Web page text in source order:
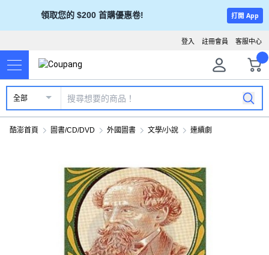
領取您的 $200 首購優惠卷! 打開 App
客服中心
註冊會員
登入
全部
酷澎首頁 圖書/CD/DVD 外國圖書 文學/小說 連續劇